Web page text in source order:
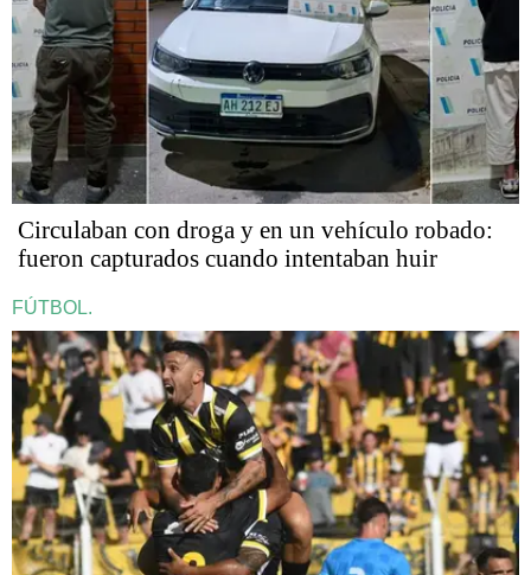
Circulaban con droga y en un vehículo robado:
fueron capturados cuando intentaban huir
FÚTBOL.